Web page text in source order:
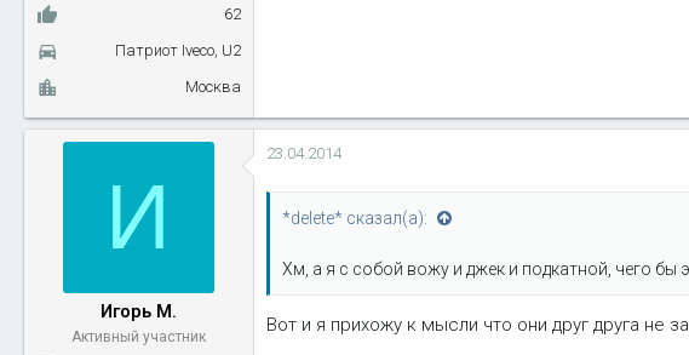
62
Патриот Iveco, U2
Москва
И
Игорь М.
Активный участник
23.04.2014
*delete* сказал(а):
Хм, а я с собой вожу и джек и подкатной, чего бы
Вот и я прихожу к мысли что они друг друга не